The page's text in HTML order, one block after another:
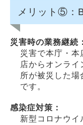
メリット⑤：
災害時の業務継続：
災害で本庁・本
店からオンラ
所が被災した
です。
感染症対策：
新型コロナウイ